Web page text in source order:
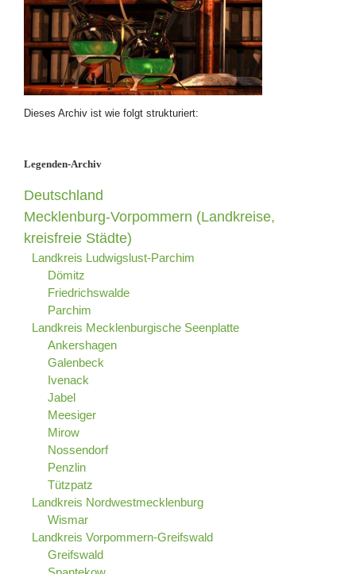
Dieses Archiv ist wie folgt strukturiert:
Legenden-Archiv
Deutschland
Mecklenburg-Vorpommern (Landkreise,
kreisfreie Städte)
Landkreis Ludwigslust-Parchim
Dömitz
Friedrichswalde
Parchim
Landkreis Mecklenburgische Seenplatte
Ankershagen
Galenbeck
Ivenack
Jabel
Meesiger
Mirow
Nossendorf
Penzlin
Tützpatz
Landkreis Nordwestmecklenburg
Wismar
Landkreis Vorpommern-Greifswald
Greifswald